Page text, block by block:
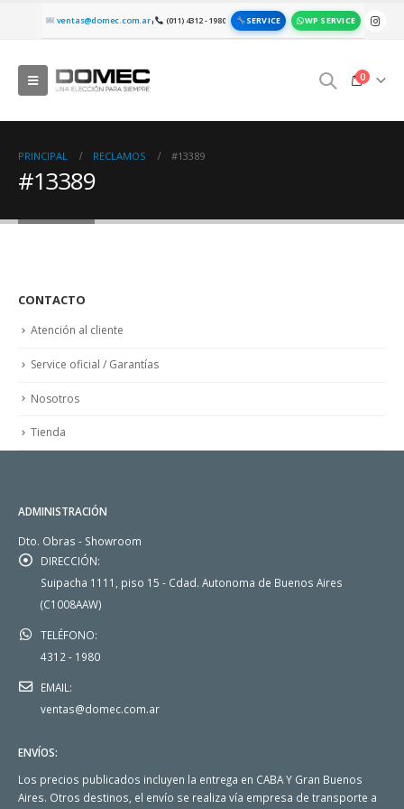
ventas@domec.com.ar| (011) 4312 - 1980 SERVICE WP SERVICE
0
PRINCIPAL RECLAMOS #13389
#13389
CONTACTO
Atención al cliente
Service oficial / Garantías
Nosotros
Tienda
ADMINISTRACIÓN
Dto. Obras - Showroom
DIRECCIÓN:
Suipacha 1111, piso 15 - Cdad. Autonoma de Buenos Aires
(C1008AAW)
TELÉFONO:
4312 - 1980
EMAIL:
ventas@domec.com.ar
ENVÍOS:
Los precios publicados incluyen la entrega en CABA Y Gran Buenos
Aires. Otros destinos, el envío se realiza vía empresa de transporte a